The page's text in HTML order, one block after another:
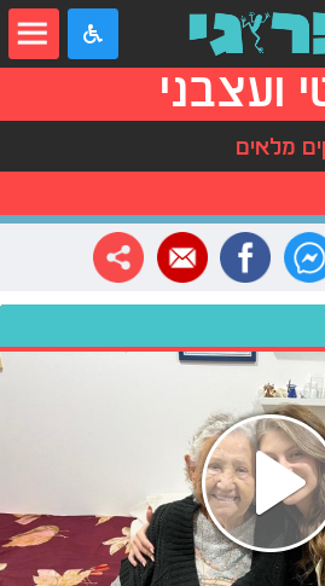
ועצבני
מלאים